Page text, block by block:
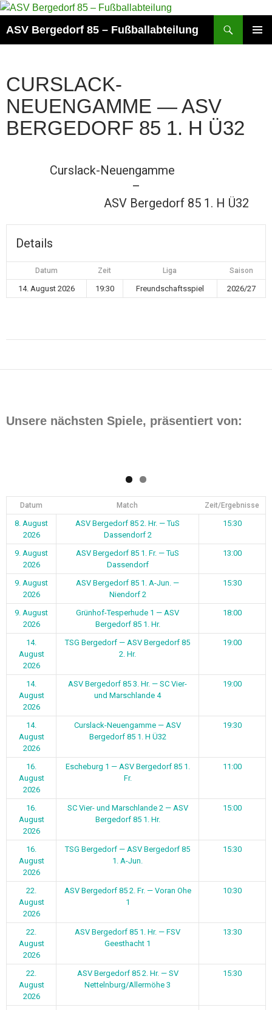
Zum
springen
ASV Bergedorf 85 – Fußballabteilung
CURSLACK-
NEUENGAMME — ASV
BERGEDORF 85 1. H Ü32
Curslack-Neuengamme
—
ASV Bergedorf 85 1. H Ü32
Details
Datum Zeit Liga Saison
14. August 2026 19:30 Freundschaftsspiel 2026/27
Unsere nächsten Spiele, präsentiert von:
Datum Match Zeit/Ergebnisse
8. August
2026
ASV Bergedorf 85 2. Hr. — TuS
Dassendorf 2
15:30
9. August
2026
ASV Bergedorf 85 1. Fr. — TuS
Dassendorf
13:00
9. August
2026
ASV Bergedorf 85 1. A-Jun. —
Niendorf 2
15:30
9. August
2026
Grünhof-Tesperhude 1 — ASV
Bergedorf 85 1. Hr.
18:00
14.
August
2026
TSG Bergedorf — ASV Bergedorf 85
2. Hr.
19:00
14.
August
2026
ASV Bergedorf 85 3. Hr. — SC Vier-
und Marschlande 4
19:00
14.
August
2026
Curslack-Neuengamme — ASV
Bergedorf 85 1. H Ü32
19:30
16.
August
2026
Escheburg 1 — ASV Bergedorf 85 1.
Fr.
11:00
16.
August
2026
SC Vier- und Marschlande 2 — ASV
Bergedorf 85 1. Hr.
15:00
16.
August
2026
TSG Bergedorf — ASV Bergedorf 85
1. A-Jun.
15:30
22.
August
2026
ASV Bergedorf 85 2. Fr. — Voran Ohe
1
10:30
22.
August
2026
ASV Bergedorf 85 1. Hr. — FSV
Geesthacht 1
13:30
22.
August
2026
ASV Bergedorf 85 2. Hr. — SV
Nettelnburg/Allermöhe 3
15:30